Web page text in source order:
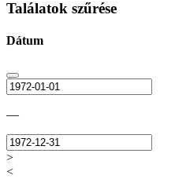
Találatok szűrése
Dátum
—
>
<